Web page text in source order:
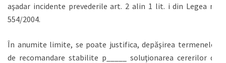
aşadar incidente prevederile art. 2 alin 1 lit. i din Legea nr.
554/2004.
În anumite limite, se poate justifica, depăşirea termenelor
de recomandare stabilite p_____ soluţionarea cererilor de